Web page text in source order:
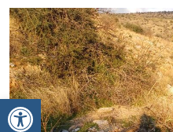
Ανοίξτε τη γραμμή εργαλείων